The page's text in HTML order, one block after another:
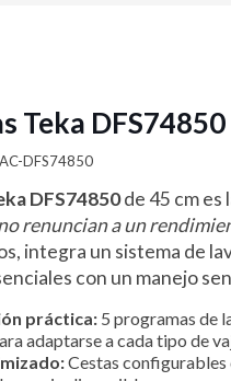
Teka
DFS74850
DFS74850de 45 cm es
renuncian a un
integra un sistema de
con un manejo
práctica: 5 programas de
adaptarse a cada tipo de
Cestas configurables